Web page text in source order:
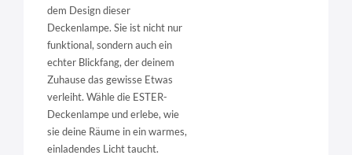
dem Design dieser
Deckenlampe. Sie ist nicht nur
funktional, sondern auch ein
echter Blickfang, der deinem
Zuhause das gewisse Etwas
verleiht. Wähle die ESTER-
Deckenlampe und erlebe, wie
sie deine Räume in ein warmes,
einladendes Licht taucht.